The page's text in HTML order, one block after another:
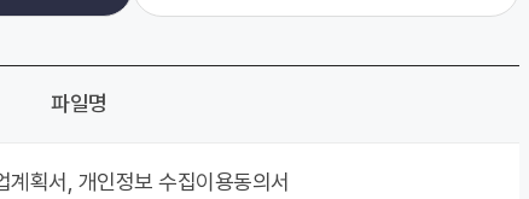
파일명
계획서, 개인정보 수집이용동의서